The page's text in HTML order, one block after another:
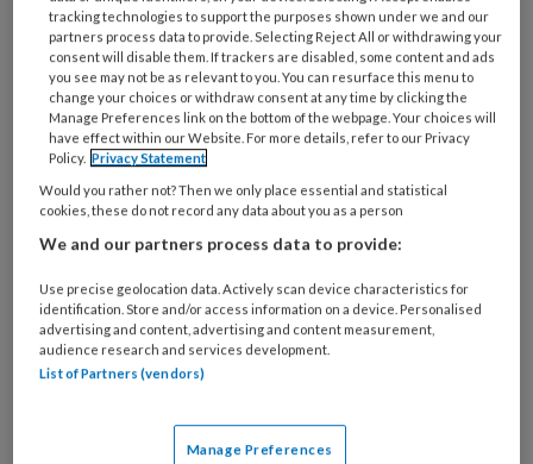
Iedere stem telt
Hoe zorg je dat ieders stem gehoord wordt, ook
beperking? In dit artikel delen we een aantal
praktische tips. Over het houden van interviews,
creatieve werkvormen en samenwerking met
tracking technologies to support the purposes shown under we and our
partners process data to provide. Selecting Reject All or withdrawing your
consent will disable them. If trackers are disabled, some content and ads
you see may not be as relevant to you. You can resurface this menu to
change your choices or withdraw consent at any time by clicking the
Manage Preferences link on the bottom of the webpage. Your choices will
have effect within our Website. For more details, refer to our Privacy
Policy. Privacy Statement
Would you rather not? Then we only place essential and statistical
cookies, these do not record any data about you as a person
We and our partners process data to provide:
Use precise geolocation data. Actively scan device characteristics for
identification. Store and/or access information on a device. Personalised
advertising and content, advertising and content measurement,
audience research and services development.
List of Partners (vendors)
Manage Preferences